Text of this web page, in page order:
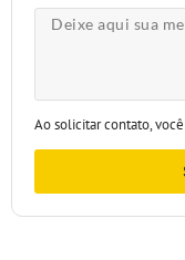
Ao solicitar contato,